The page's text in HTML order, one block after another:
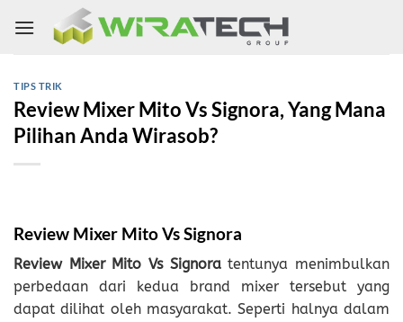
TIPS TRIK
Review Mixer Mito Vs Signora, Yang Mana
Pilihan Anda Wirasob?
Review Mixer Mito Vs Signora
Review Mixer Mito Vs Signoratentunya menimbulkan
perbedaan dari kedua brand mixer tersebut yang
dapat dilihat oleh masyarakat. Seperti halnya dalam